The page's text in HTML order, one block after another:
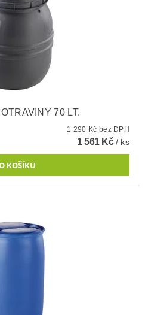
70 LT.
1 290 Kč bez DPH
1 561 Kč/ ks